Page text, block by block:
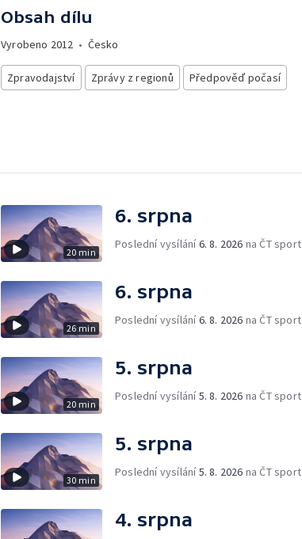
Obsah dílu
Vyrobeno 2012 • Česko
Zpravodajství Zprávy z regionů Předpověď počasí
20 min
6. srpna
Poslední vysílání6. 8. 2026 na ČT sport
26 min
6. srpna
Poslední vysílání6. 8. 2026 na ČT sport
20 min
5. srpna
Poslední vysílání5. 8. 2026 na ČT sport
30 min
5. srpna
Poslední vysílání5. 8. 2026 na ČT sport
4. srpna